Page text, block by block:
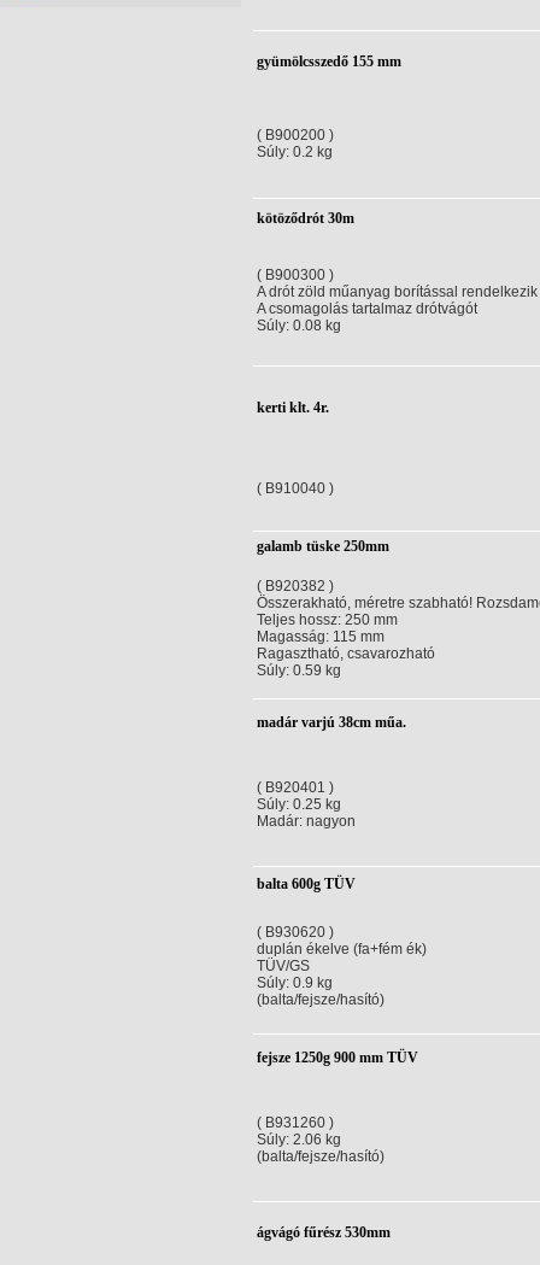
gyümölcsszedő 155 mm
( B900200 )
Súly: 0.2 kg
kötöződrót 30m
( B900300 )
A drót zöld műanyag borítással rendelkezik
A csomagolás tartalmaz drótvágót
Súly: 0.08 kg
kerti klt. 4r.
( B910040 )
galamb tüske 250mm
( B920382 )
Összerakható, méretre szabható!
Teljes hossz: 250 mm
Magasság: 115 mm
Ragasztható, csavarozható
Súly: 0.59 kg
madár varjú 38cm műa.
( B920401 )
Súly: 0.25 kg
Madár: nagyon
balta 600g TÜV
( B930620 )
duplán ékelve (fa+fém ék)
TÜV/GS
Súly: 0.9 kg
(balta/fejsze/hasító)
fejsze 1250g 900 mm TÜV
( B931260 )
Súly: 2.06 kg
(balta/fejsze/hasító)
ágvágó fűrész 530mm